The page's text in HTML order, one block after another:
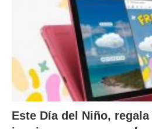
Este Día del Niño,